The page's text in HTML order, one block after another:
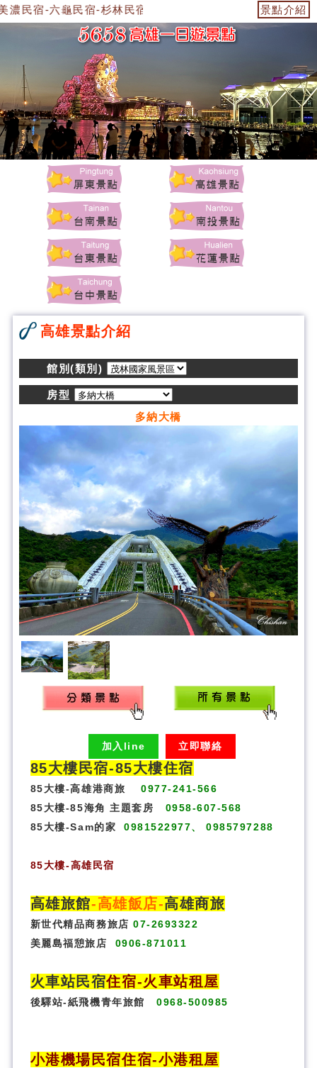
民宿-六龜民宿-杉林民宿-美濃景點-杉林景點-茂林景點-六
景點介紹
高雄景點介紹
館別(類別)
房型
多納大橋
加入line 立即聯絡
85大樓民宿-85大樓住宿
85大樓-高雄港商旅
0977-241-566
85大樓-85海角 主題套房
0958-607-568
85大樓-Sam的家
0981522977、 0985797288
85大樓-高雄民宿
高雄旅館-高雄飯店-高雄商旅
新世代精品商務旅店 07-2693322
美麗島福憩旅店
0906-871011
火車站民宿住宿-火車站租屋
後驛站-紙飛機青年旅館 0968-500985
小港機場民宿住宿-小港租屋